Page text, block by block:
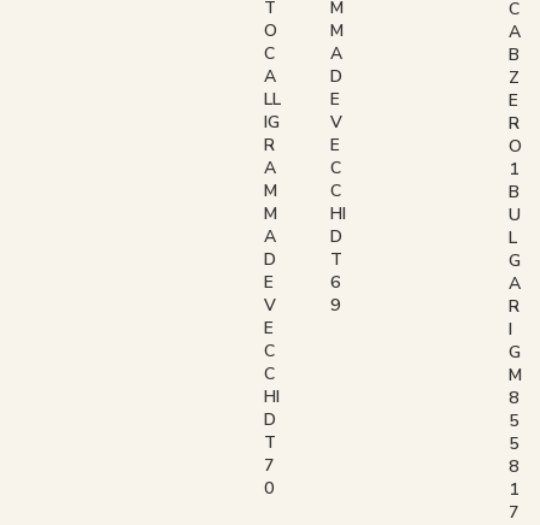
T
O
C
A
LL
IG
R
A
M
M
A
D
E
V
E
C
C
HI
D
T
7
0
M
M
A
D
E
V
E
C
C
HI
D
T
6
9
C
A
B
Z
E
R
O
1
B
U
L
G
A
R
I
G
M
8
5
5
8
1
7